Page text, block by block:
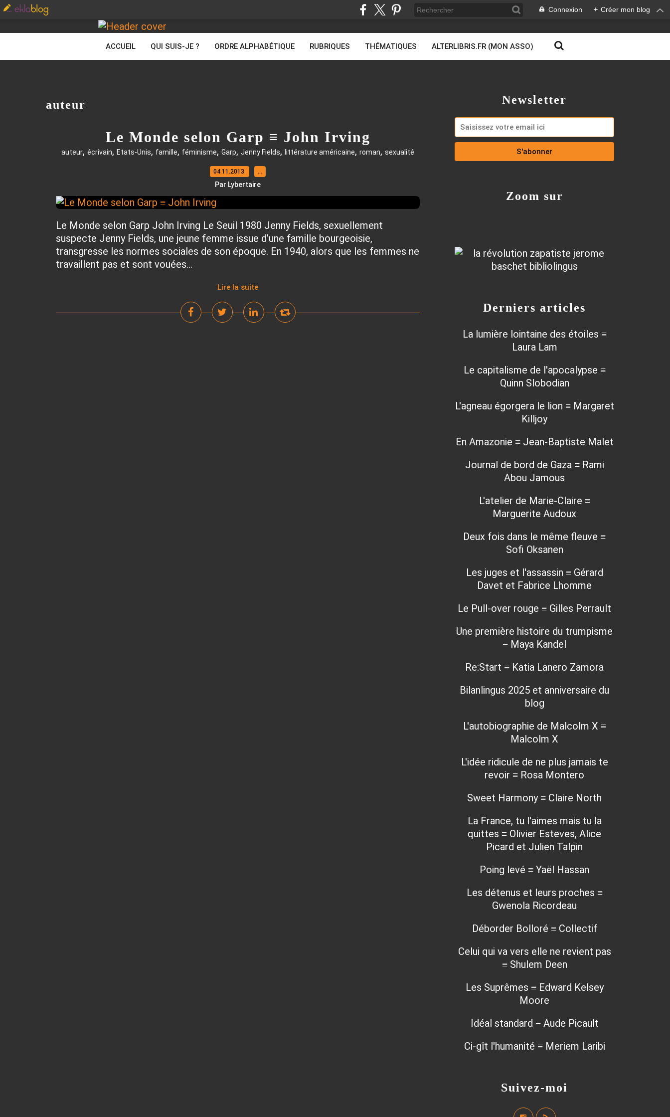
Connexion + Créer mon blog
ACCUEIL QUI SUIS-JE ? ORDRE ALPHABÉTIQUE RUBRIQUES THÉMATIQUES ALTERLIBRIS.FR (MON ASSO)
auteur
Le Monde selon Garp ≡ John Irving
auteur, écrivain, Etats-Unis, famille, féminisme, Garp, Jenny Fields, littérature américaine, roman, sexualité
04.11.2013 …
Par Lybertaire
Le Monde selon Garp John Irving Le Seuil 1980 Jenny Fields, sexuellement
suspecte Jenny Fields, une jeune femme issue d’une famille bourgeoisie,
transgresse les normes sociales de son époque. En 1940, alors que les femmes ne
travaillent pas et sont vouées...
Lire la suite
Newsletter
Suivez-moi
Derniers articles
La lumière lointaine des étoiles ≡
Laura Lam
Le capitalisme de l'apocalypse ≡
Quinn Slobodian
L'agneau égorgera le lion ≡ Margaret
Killjoy
En Amazonie ≡ Jean-Baptiste Malet
Journal de bord de Gaza ≡ Rami
Abou Jamous
L'atelier de Marie-Claire ≡
Marguerite Audoux
Deux fois dans le même fleuve ≡
Sofi Oksanen
Les juges et l'assassin ≡ Gérard
Davet et Fabrice Lhomme
Le Pull-over rouge ≡ Gilles Perrault
Une première histoire du trumpisme
≡ Maya Kandel
Re:Start ≡ Katia Lanero Zamora
Bilanlingus 2025 et anniversaire du
blog
L'autobiographie de Malcolm X ≡
Malcolm X
L'idée ridicule de ne plus jamais te
revoir ≡ Rosa Montero
Sweet Harmony ≡ Claire North
La France, tu l'aimes mais tu la
quittes ≡ Olivier Esteves, Alice
Picard et Julien Talpin
Poing levé ≡ Yaël Hassan
Les détenus et leurs proches ≡
Gwenola Ricordeau
Déborder Bolloré ≡ Collectif
Celui qui va vers elle ne revient pas
≡ Shulem Deen
Les Suprêmes ≡ Edward Kelsey
Moore
Idéal standard ≡ Aude Picault
Ci-gît l'humanité ≡ Meriem Laribi
Zoom sur